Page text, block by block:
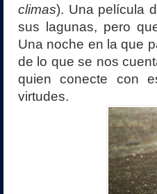
climas). Una película
sus lagunas, pero
Una noche en la que
de lo que se nos
quien conecte con
virtudes.